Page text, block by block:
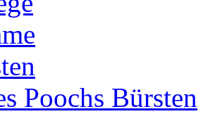
Poochs Bürsten